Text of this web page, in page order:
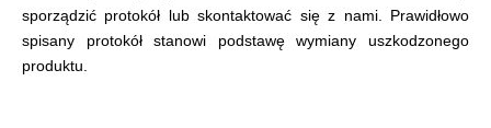
sporządzić protokół lub skontaktować się z nami. Prawidłowo
spisany protokół stanowi podstawę wymiany uszkodzonego
produktu.